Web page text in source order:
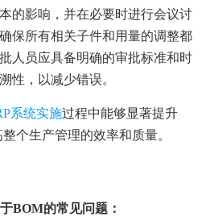
的影响，并在必要时进行会议讨
保所有相关子件和用量的调整都
人员应具备明确的审批标准和时
性，以减少错误。
系统实施过程中能够显著提升
个生产管理的效率和质量。
BOM的常见问题：